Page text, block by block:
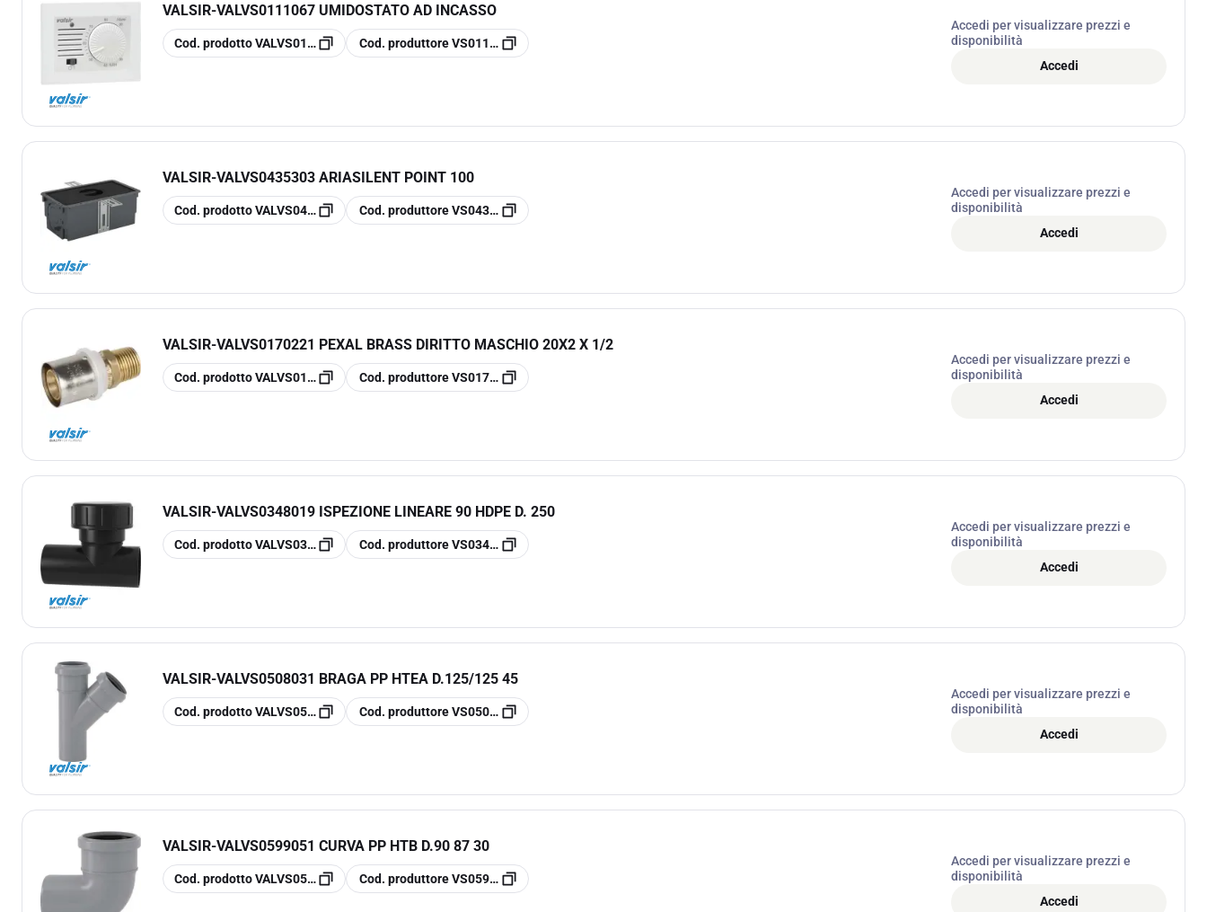
VALSIR-VALVS0111067 UMIDOSTATO AD INCASSO
copia
Cod. prodottoVALVS0111067 copia
Cod. produttore VS0111067
Accedi per visualizzare prezzi e
disponibilità
Accedi
VALSIR-VALVS0435303 ARIASILENT POINT 100
copia
Cod. prodottoVALVS0435303 copia
Cod. produttore VS0435303
Accedi per visualizzare prezzi e
disponibilità
Accedi
VALSIR-VALVS0170221 PEXAL BRASS DIRITTO MASCHIO 20X2 X 1/2
copia
Cod. prodottoVALVS0170221 copia
Cod. produttore VS0170221
Accedi per visualizzare prezzi e
disponibilità
Accedi
VALSIR-VALVS0348019 ISPEZIONE LINEARE 90 HDPE D. 250
copia
Cod. prodottoVALVS0348019 copia
Cod. produttore VS0348019
Accedi per visualizzare prezzi e
disponibilità
Accedi
VALSIR-VALVS0508031 BRAGA PP HTEA D.125/125 45
copia
Cod. prodottoVALVS0508031 copia
Cod. produttore VS0508031
Accedi per visualizzare prezzi e
disponibilità
Accedi
VALSIR-VALVS0599051 CURVA PP HTB D.90 87 30
copia
Cod. prodottoVALVS0599051 copia
Cod. produttore VS0599051
Accedi per visualizzare prezzi e
disponibilità
Accedi